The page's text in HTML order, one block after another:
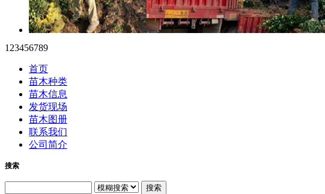
1 23456789
首页
苗木种类
苗木信息
发货现场
苗木图册
联系我们
公司简介
搜索
搜索